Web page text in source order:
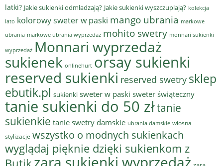
latki? Jakie sukienki odmładzają? Jakie sukienki wyszczuplają? kolekcja
lato kolorowy sweter w paski mango ubrania markowe
ubrania markowe ubrania wyprzedaż mohito swetry monnari sukienki
wyprzedaż Monnari wyprzedaż
sukienek onlinehurt orsay sukienki
reserved sukienki reserved swetry sklep
ebutik.pl sukienki sweter w paski sweter świąteczny
tanie sukienki do 50 złtanie
sukienkie tanie swetry damskie ubrania damskie wiosna
stylizacje wszystko o modnych sukienkach
wyglądaj pięknie dzięki sukienkom z
Butik zara sukienki wyprzedaż